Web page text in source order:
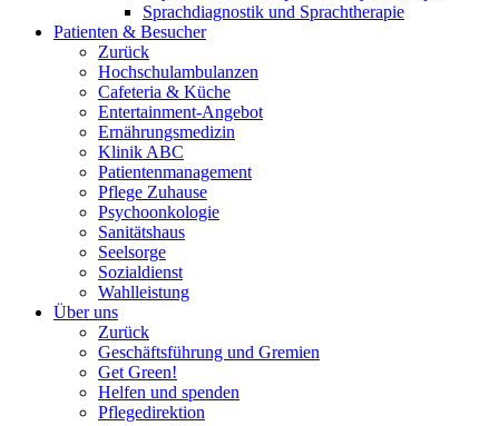
Sprachdiagnostik und Sprachtherapie
Patienten & Besucher
Zurück
Hochschulambulanzen
Cafeteria & Küche
Entertainment-Angebot
Ernährungsmedizin
Klinik ABC
Patientenmanagement
Pflege Zuhause
Psychoonkologie
Sanitätshaus
Seelsorge
Sozialdienst
Wahlleistung
Über uns
Zurück
Geschäftsführung und Gremien
Get Green!
Helfen und spenden
Pflegedirektion